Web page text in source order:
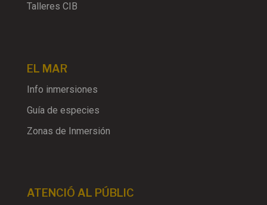
Talleres CIB
EL MAR
Info inmersiones
Guía de especies
Zonas de Inmersión
ATENCIÓ AL PÚBLIC